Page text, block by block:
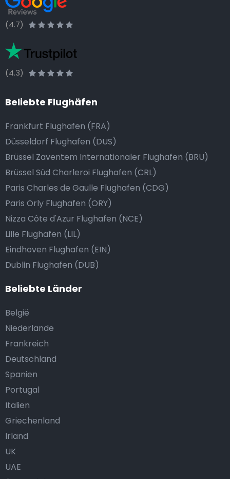
(4.7)
(4.3)
Beliebte Flughäfen
Frankfurt Flughafen (FRA)
Düsseldorf Flughafen (DUS)
Brüssel Zaventem Internationaler Flughafen (BRU)
Brüssel Süd Charleroi Flughafen (CRL)
Paris Charles de Gaulle Flughafen (CDG)
Paris Orly Flughafen (ORY)
Nizza Côte d'Azur Flughafen (NCE)
Lille Flughafen (LIL)
Eindhoven Flughafen (EIN)
Dublin Flughafen (DUB)
Beliebte Länder
België
Niederlande
Frankreich
Deutschland
Spanien
Portugal
Italien
Griechenland
Irland
UK
UAE